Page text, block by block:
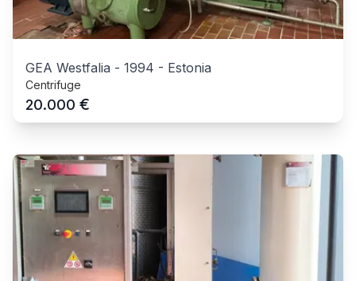
GEA Westfalia - 1994 - Estonia
Centrifuge
20.000 €